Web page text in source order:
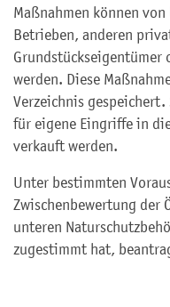
Maßnahmen können
Betrieben, anderen
Grundstückseigentümer
werden. Diese
Verzeichnis
für eigene Eingriffe in
verkauft werden.
Unter bestimmten
Zwischenbewertung der
unteren
zugestimmt hat,